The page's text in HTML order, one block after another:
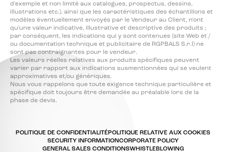
d'exemple et non limité aux catalogues, prospectus, dessins,
illustrations etc.), ainsi que les caractéristiques des échantillons et
modèles éventuellement envoyés par le Vendeur au Client, n'ont
qu'une valeur indicative, illustrative et descriptive des produits ;
par conséquent, les indications qui y sont contenues (site Web et /
ou documentation technique et publicitaire de RGPBALS S.r.l) ne
sont pas contraignantes pour le vendeur.
Les valeurs réelles relatives aux produits spécifiques peuvent
varier par rapport aux indications susmentionnées qui se veulent
approximatives et/ou génériques.
Nous vous rappelons que toute exigence technique particulière et
spécifique doit toujours être demandée au préalable lors de la
phase de devis.
POLITIQUE DE CONFIDENTIALITÉPOLITIQUE RELATIVE AUX COOKIES
SECURITY INFORMATIONCORPORATE POLICY
GENERAL SALES CONDITIONSWHISTLEBLOWING